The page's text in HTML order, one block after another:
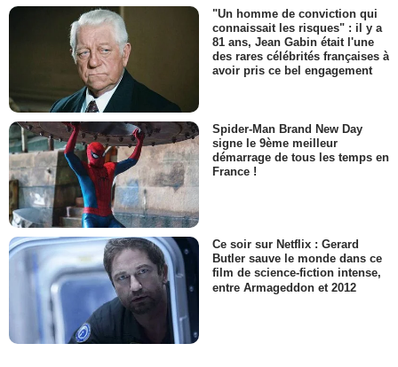
"Un homme de conviction qui
connaissait les risques" : il y a
81 ans, Jean Gabin était l'une
des rares célébrités françaises à
avoir pris ce bel engagement
Spider-Man Brand New Day
signe le 9ème meilleur
démarrage de tous les temps en
France !
Ce soir sur Netflix : Gerard
Butler sauve le monde dans ce
film de science-fiction intense,
entre Armageddon et 2012